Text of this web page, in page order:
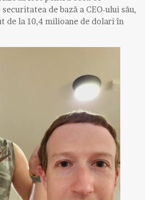
de bază a CEO-ului său,
de la 10,4 milioane de dolari în